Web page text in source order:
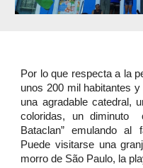
Por lo que respecta a la
unos 200 mil habitantes
una agradable catedral,
coloridas, un diminuto
Bataclan” emulando al
Puede visitarse una
morro de São Paulo, la